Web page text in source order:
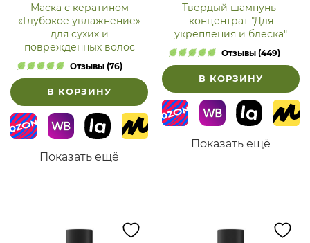
Маска с кератином
«Глубокое увлажнение»
для сухих и
поврежденных волос
Отзывы (76)
В КОРЗИНУ
Показать ещё
Твердый шампунь-
концентрат "Для
укрепления и блеска"
Отзывы (449)
В КОРЗИНУ
Показать ещё